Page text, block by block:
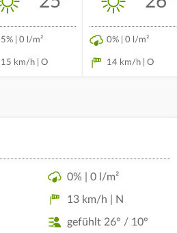
5% | 0 l/m²
15 km/h | O
0% | 0 l/m²
14 km/h | O
0% | 0 l/m²
13 km/h | N
gefühlt 26° / 10°